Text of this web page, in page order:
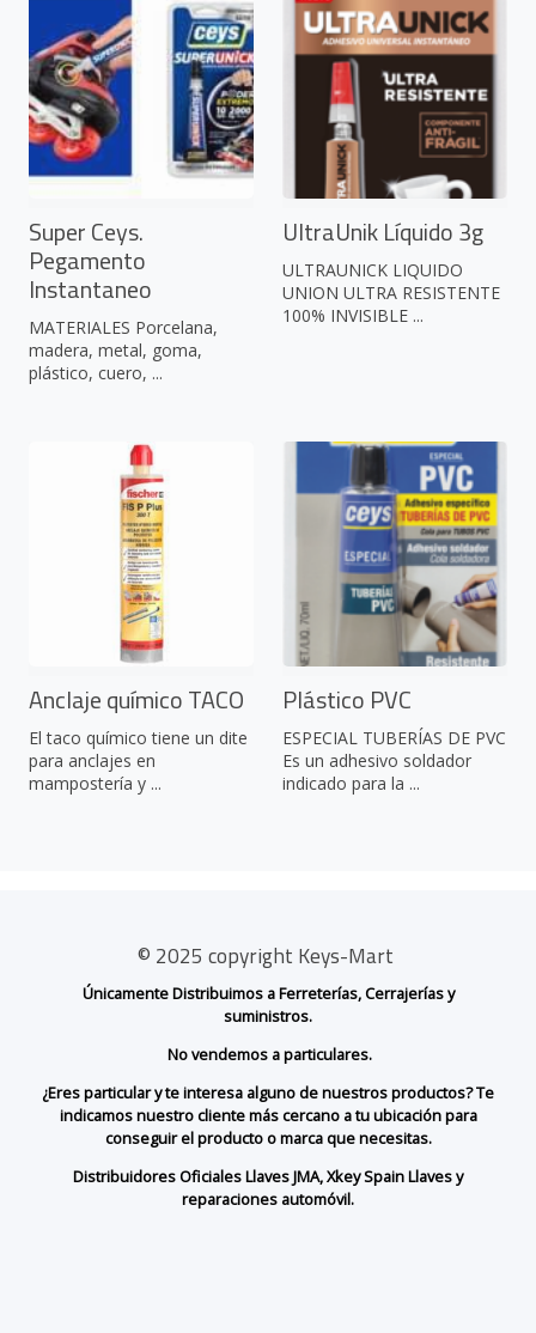
Super Ceys.
Pegamento
Instantaneo
MATERIALES Porcelana,
madera, metal, goma,
plástico, cuero, ...
UltraUnik Líquido 3g
ULTRAUNICK LIQUIDO
UNION ULTRA RESISTENTE
100% INVISIBLE ...
Anclaje químico TACO
El taco químico tiene un dite
para anclajes en
mampostería y ...
Plástico PVC
ESPECIAL TUBERÍAS DE PVC
Es un adhesivo soldador
indicado para la ...
© 2025 copyright Keys-Mart
Únicamente Distribuimos a Ferreterías, Cerrajerías y
suministros.
No vendemos a particulares.
¿Eres particular y te interesa alguno de nuestros productos? Te
indicamos nuestro cliente más cercano a tu ubicación para
conseguir el producto o marca que necesitas.
Distribuidores Oficiales Llaves JMA, Xkey Spain Llaves y
reparaciones automóvil.